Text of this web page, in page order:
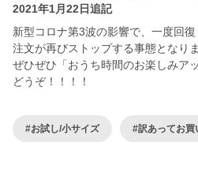
2021年1月22日追記
新型コロナ第3波の影響で、一度回
注文が再びストップする事態となりま
ぜひぜひ「おうち時間のお楽しみア
どうぞ！！！！
#お試し/小サイズ #訳あってお買